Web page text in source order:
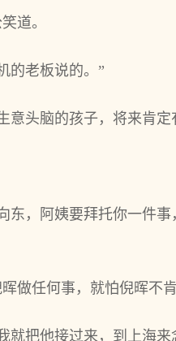
道。
的老板说的。”
意头脑的孩子，将来肯定
东，阿姨要拜托你一件
做任何事，就怕倪晖不
就把他接过来，到上海来